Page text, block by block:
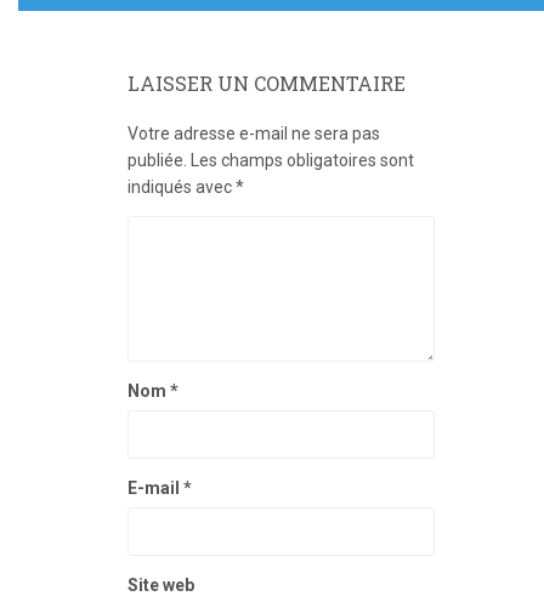
LAISSER UN COMMENTAIRE
Votre adresse e-mail ne sera pas
publiée.
Les champs obligatoires sont
indiqués avec*
Nom *
E-mail *
Site web